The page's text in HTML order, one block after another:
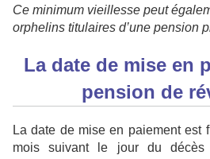
Ce minimum vieillesse peut
orphelins titulaires d’une pension
La date de mise en
pension de
La date de mise en paiement est
mois suivant le jour du